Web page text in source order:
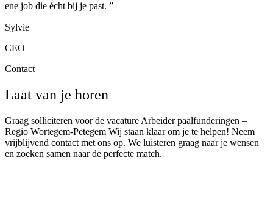
ene job die écht bij je past. ”
Sylvie
CEO
Contact
Laat van je horen
Graag solliciteren voor de vacature Arbeider paalfunderingen –
Regio Wortegem-Petegem Wij staan klaar om je te helpen! Neem
vrijblijvend contact met ons op. We luisteren graag naar je wensen
en zoeken samen naar de perfecte match.